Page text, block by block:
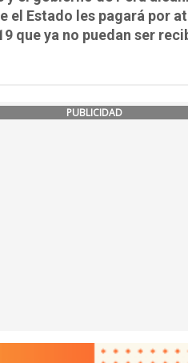
el Estado les pagará por
que ya no puedan ser
PUBLICIDAD